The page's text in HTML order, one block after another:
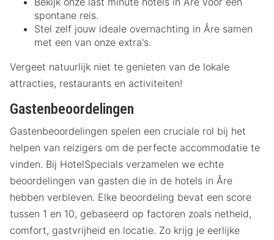
spontane reis.
Stel zelf jouw ideale overnachting in Åre samen
met een van onze extra's.
Vergeet natuurlijk niet te genieten van de lokale
attracties, restaurants en activiteiten!
Gastenbeoordelingen
Gastenbeoordelingen spelen een cruciale rol bij het
helpen van reizigers om de perfecte accommodatie te
vinden. Bij HotelSpecials verzamelen we echte
beoordelingen van gasten die in de hotels in Åre
hebben verbleven. Elke beoordeling bevat een score
tussen 1 en 10, gebaseerd op factoren zoals netheid,
comfort, gastvrijheid en locatie. Zo krijg je eerlijke